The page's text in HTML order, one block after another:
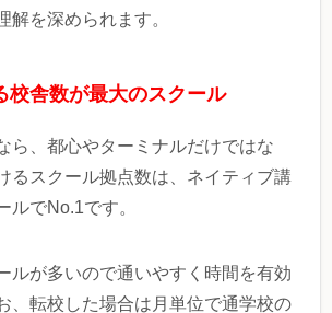
解を深められます。
校舎数が最大のスクール
ら、都心やターミナルだけではな
るスクール拠点数は、ネイティブ講
ルでNo.1です。
ルが多いので通いやすく時間を有効
、転校した場合は月単位で通学校の